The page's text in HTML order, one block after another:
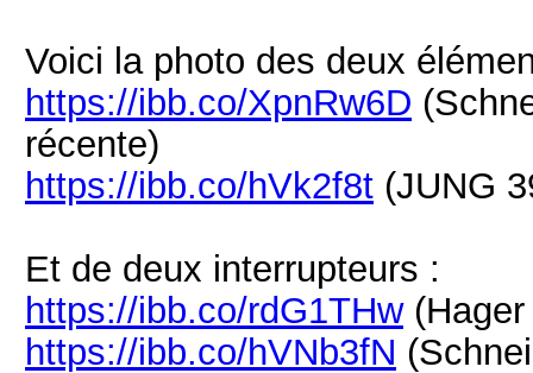
Voici la photo des deux
https://ibb.co/XpnRw6D
récente)
https://ibb.co/hVk2f8t (JUNG
Et de deux interrupteurs :
https://ibb.co/rdG1THw(Hager
https://ibb.co/hVNb3fN